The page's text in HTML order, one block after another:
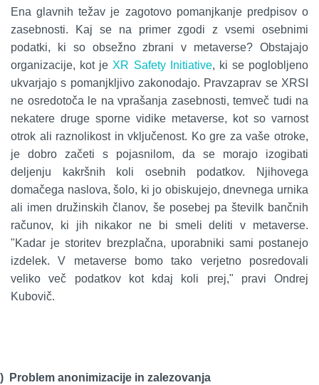
Ena glavnih težav je zagotovo pomanjkanje predpisov o
zasebnosti. Kaj se na primer zgodi z vsemi osebnimi
podatki, ki so obsežno zbrani v metaverse? Obstajajo
organizacije, kot je XR Safety Initiative, ki se poglobljeno
ukvarjajo s pomanjkljivo zakonodajo. Pravzaprav se XRSI
ne osredotoča le na vprašanja zasebnosti, temveč tudi na
nekatere druge sporne vidike metaverse, kot so varnost
otrok ali raznolikost in vključenost. Ko gre za vaše otroke,
je dobro začeti s pojasnilom, da se morajo izogibati
deljenju kakršnih koli osebnih podatkov. Njihovega
domačega naslova, šolo, ki jo obiskujejo, dnevnega urnika
ali imen družinskih članov, še posebej pa številk bančnih
računov, ki jih nikakor ne bi smeli deliti v metaverse.
"Kadar je storitev brezplačna, uporabniki sami postanejo
izdelek. V metaverse bomo tako verjetno posredovali
veliko več podatkov kot kdaj koli prej," pravi Ondrej
Kubovič.
Problem anonimizacije in zalezovanja